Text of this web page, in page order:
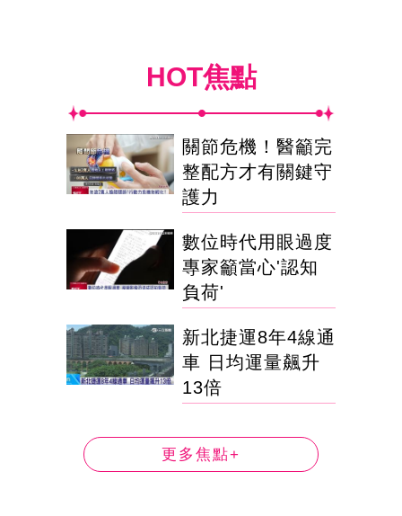
HOT焦點
關節危機！醫籲完
整配方才有關鍵守
護力
數位時代用眼過度
專家籲當心'認知
負荷'
新北捷運8年4線通
車 日均運量飆升
13倍
更多焦點+